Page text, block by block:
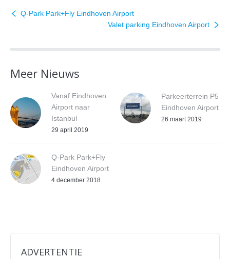
Q-Park Park+Fly Eindhoven Airport
Valet parking Eindhoven Airport
Meer Nieuws
Vanaf Eindhoven
Airport naar
Istanbul
29 april 2019
Parkeerterrein P5
Eindhoven Airport
26 maart 2019
Q-Park Park+Fly
Eindhoven Airport
4 december 2018
ADVERTENTIE